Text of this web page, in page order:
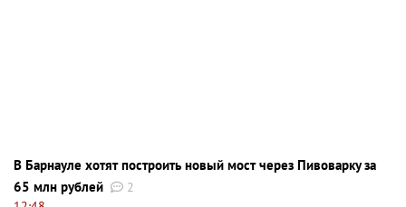
В Барнауле хотят построить новый мост через Пивоварку за
65 млн рублей
2